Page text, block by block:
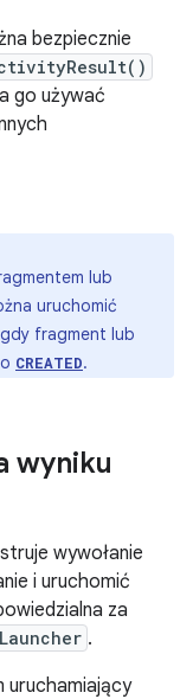
bezpiecznie
go używać
lub
uruchomić
fragment lub
CREATED.
wyniku
wywołanie
i uruchomić
za
.
uruchamiający